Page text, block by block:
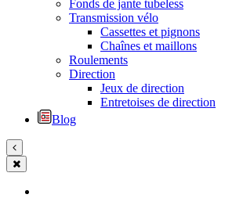
Fonds de jante tubeless
Transmission vélo
Cassettes et pignons
Chaînes et maillons
Roulements
Direction
Jeux de direction
Entretoises de direction
Blog